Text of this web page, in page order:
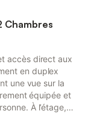
Chambres
accès direct aux
en duplex
une vue sur la
équipée et
À l’étage,
chambre